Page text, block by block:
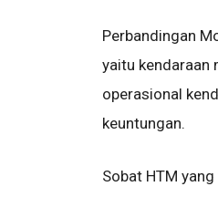
Perbandingan
yaitu kendaraan
operasional
keuntungan.
Sobat HTM